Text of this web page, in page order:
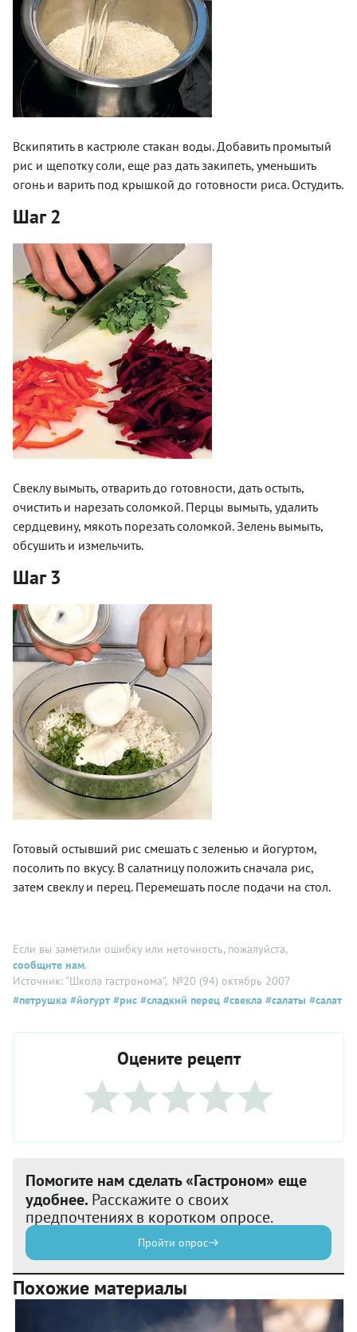
Вскипятить в кастрюле стакан воды. Добавить промытый
рис и щепотку соли, еще раз дать закипеть, уменьшить
огонь и варить под крышкой до готовности риса. Остудить.
Шаг 2
Свеклу вымыть, отварить до готовности, дать остыть,
очистить и нарезать соломкой. Перцы вымыть, удалить
сердцевину, мякоть порезать соломкой. Зелень вымыть,
обсушить и измельчить.
Шаг 3
Готовый остывший рис смешать с зеленью и йогуртом,
посолить по вкусу. В салатницу положить сначала рис,
затем свеклу и перец. Перемешать после подачи на стол.
Если вы заметили ошибку или неточность, пожалуйста,
сообщите нам.
Источник: "Школа гастронома", №20 (94) октябрь 2007
#петрушка #йогурт #рис #сладкий перец #свекла #салаты #салат
Оцените рецепт
Помогите нам сделать «Гастроном» еще
удобнее. Расскажите о своих
предпочтениях в коротком опросе.
Пройти опрос
Похожие материалы